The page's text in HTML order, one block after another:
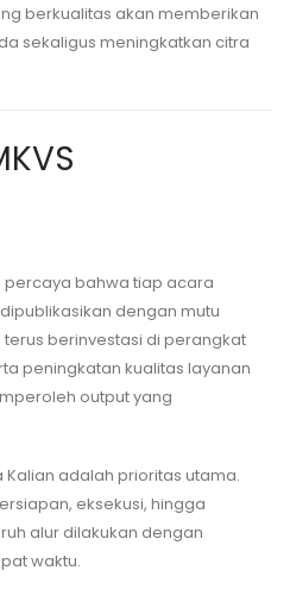
berkualitas akan memberikan
sekaligus meningkatkan citra
percaya bahwa tiap acara
dengan mutu
terus berinvestasi di perangkat
peningkatan kualitas layanan
output yang
adalah prioritas utama.
eksekusi, hingga
alur dilakukan dengan
waktu.